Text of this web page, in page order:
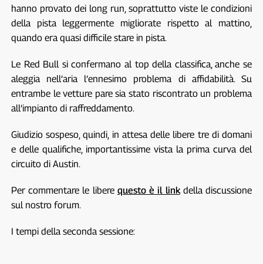
hanno provato dei long run, soprattutto viste le condizioni
della pista leggermente migliorate rispetto al mattino,
quando era quasi difficile stare in pista.
Le Red Bull si confermano al top della classifica, anche se
aleggia nell’aria l’ennesimo problema di affidabilità. Su
entrambe le vetture pare sia stato riscontrato un problema
all’impianto di raffreddamento.
Giudizio sospeso, quindi, in attesa delle libere tre di domani
e delle qualifiche, importantissime vista la prima curva del
circuito di Austin.
Per commentare le libere questo è il linkdella discussione
sul nostro forum.
I tempi della seconda sessione: